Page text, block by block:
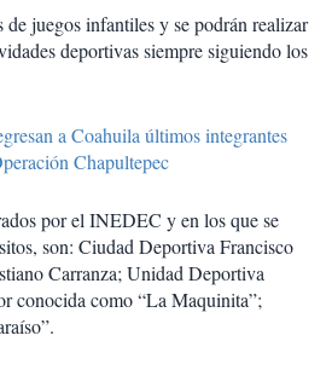
de juegos infantiles y se podrán realizar
deportivas siempre siguiendo los
a Coahuila últimos integrantes
Chapultepec
por el INEDEC y en los que se
son: Ciudad Deportiva Francisco
Carranza; Unidad Deportiva
conocida como “La Maquinita”;